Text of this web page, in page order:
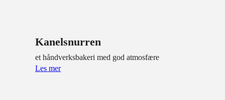
Kanelsnurren
et håndverksbakeri med god atmosfære
Les mer